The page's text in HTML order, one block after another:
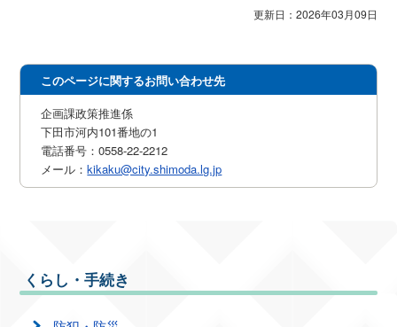
更新日：2026年03月09日
このページに関するお問い合わせ先
企画課政策推進係
下田市河内101番地の1
電話番号：0558-22-2212
メール：kikaku@city.shimoda.lg.jp
くらし・手続き